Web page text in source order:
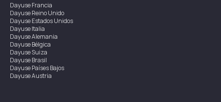
DayuseFrancia
DayuseReino Unido
DayuseEstados Unidos
DayuseItalia
DayuseAlemania
DayuseBélgica
DayuseSuiza
DayuseBrasil
DayusePaíses Bajos
DayuseAustria